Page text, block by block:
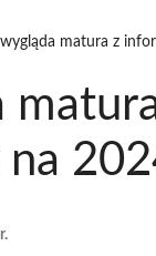
matura z
na